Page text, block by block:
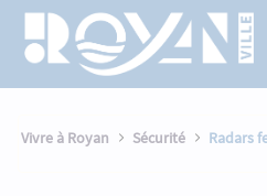
Panneau de gestion des cookies
Saut au contenu principal
Radars feu rouge -
Vivre à Royan Sécurité Radars